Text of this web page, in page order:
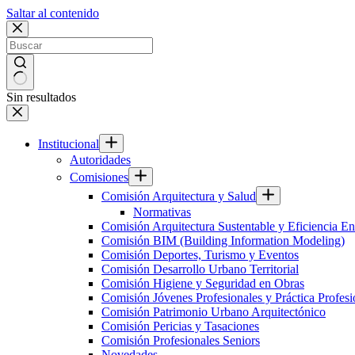
Saltar al contenido
Sin resultados
Institucional
Autoridades
Comisiones
Comisión Arquitectura y Salud
Normativas
Comisión Arquitectura Sustentable y Eficiencia
Comisión BIM (Building Information Modeling)
Comisión Deportes, Turismo y Eventos
Comisión Desarrollo Urbano Territorial
Comisión Higiene y Seguridad en Obras
Comisión Jóvenes Profesionales y Práctica
Comisión Patrimonio Urbano Arquitectónico
Comisión Pericias y Tasaciones
Comisión Profesionales Seniors